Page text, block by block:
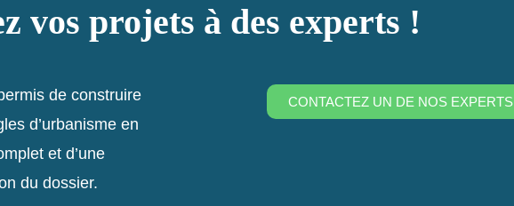
vos projets à des experts !
de construire
d’urbanisme en
et d’une
du dossier.
CONTACTEZ UN DE NOS EXPERTS